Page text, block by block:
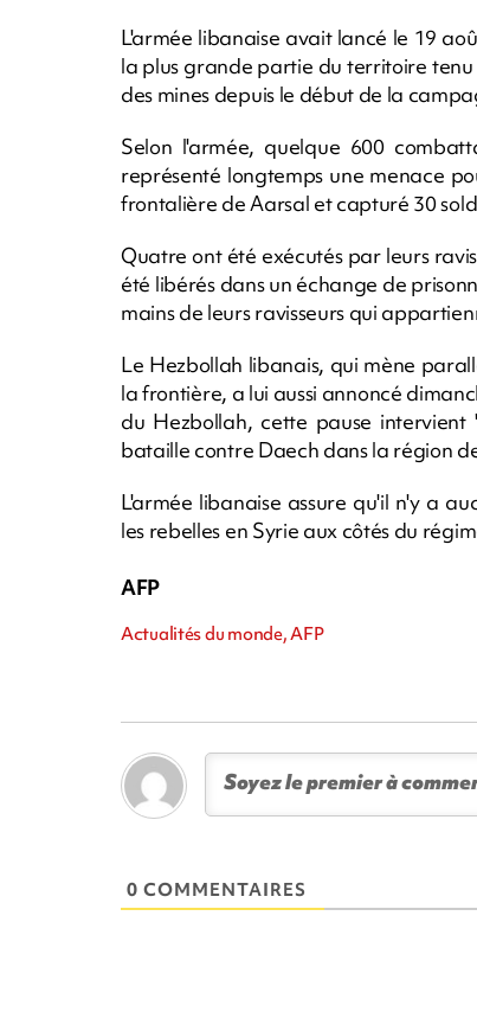
L'armée libanaise avait lancé le 19
la plus grande partie du territoire
des mines depuis le début de la
Selon l'armée, quelque 600
représenté longtemps une menace
frontalière de Aarsal et capturé 30
Quatre ont été exécutés par leurs
été libérés dans un échange de
mains de leurs ravisseurs qui
Le Hezbollah libanais, qui mène
la frontière, a lui aussi annoncé
du Hezbollah, cette pause
bataille contre Daech dans la région
L'armée libanaise assure qu'il n'y a
les rebelles en Syrie aux côtés du
AFP
Actualités du monde, AFP
0 COMMENTAIRES